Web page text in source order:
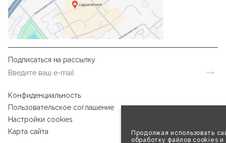
Продолжая использовать
обработку файлов cookies и
Подписаться на рассылку
Конфиденциальность
Пользовательское соглашение
Настройки cookies
Карта сайта